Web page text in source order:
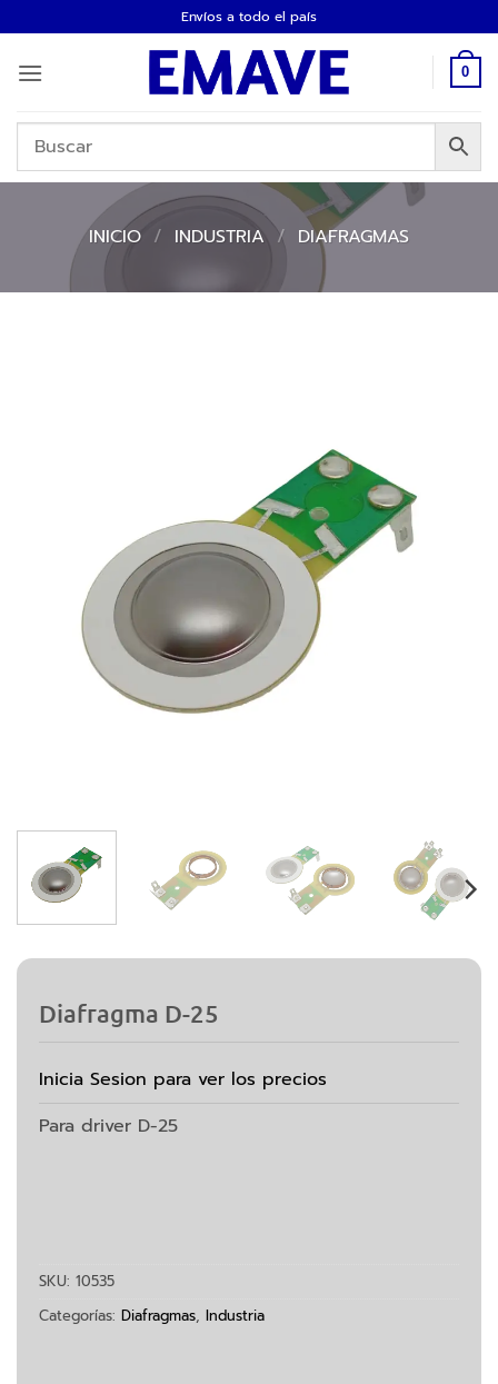
al
contenido
Envíos a todo el país
0
INICIO / INDUSTRIA / DIAFRAGMAS
Diafragma D-25
Inicia Sesion para ver los precios
Para driver D-25
SKU: 10535
Categorías: Diafragmas, Industria